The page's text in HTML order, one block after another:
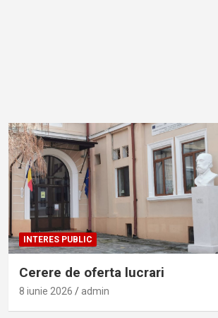
INTERES PUBLIC
Cerere de oferta lucrari
8 iunie 2026 admin